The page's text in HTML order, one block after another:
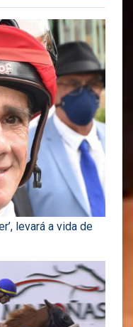
levará a vida de